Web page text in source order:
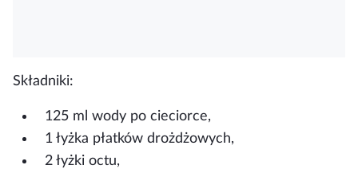
Składniki:
125 ml wody po cieciorce,
1 łyżka płatków drożdżowych,
2 łyżki octu,